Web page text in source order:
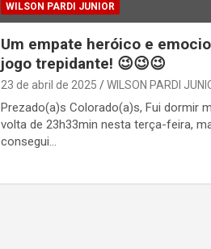
WILSON PARDI JUNIOR
Um empate heróico e
jogo trepidante! 😉😉😉
23 de abril de 2025 WILSON PARDI
Prezado(a)s Colorado(a)s, Fui dormir
volta de 23h33min nesta terça-feira,
consegui…